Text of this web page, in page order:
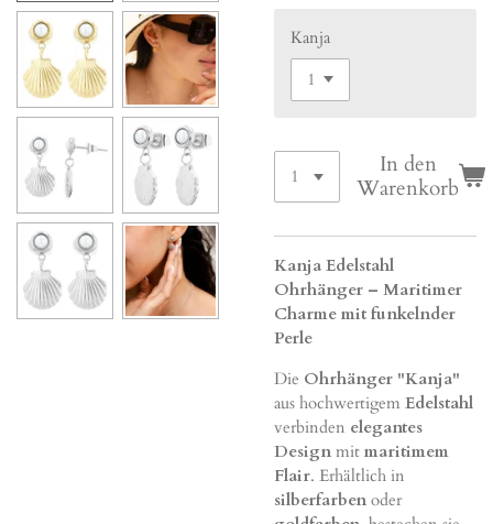
Kanja
In den
Warenkorb
Kanja Edelstahl
Ohrhänger – Maritimer
Charme mit funkelnder
Perle
Die Ohrhänger "Kanja"
aus hochwertigem Edelstahl
verbinden elegantes
Design mit maritimem
Flair. Erhältlich in
silberfarben oder